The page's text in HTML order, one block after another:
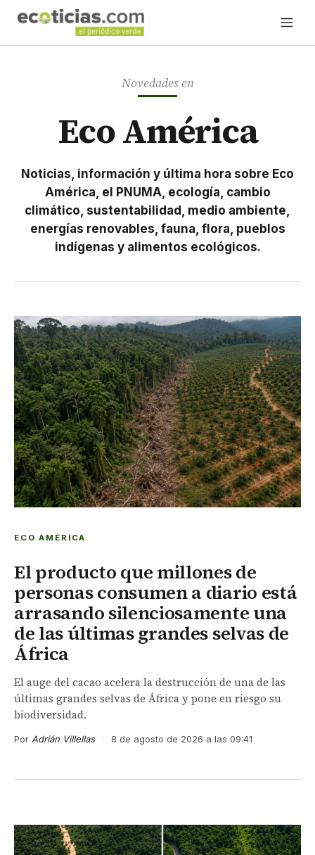
Novedades en
Eco América
Noticias, información y última hora sobre Eco
América, el PNUMA, ecología, cambio
climático, sustentabilidad, medio ambiente,
energías renovables, fauna, flora, pueblos
indígenas y alimentos ecológicos.
ECO AMÉRICA
El producto que millones de
personas consumen a diario está
arrasando silenciosamente una
de las últimas grandes selvas de
África
El auge del cacao acelera la destrucción de una de las
últimas grandes selvas de África y pone en riesgo su
biodiversidad.
Por Adrián Villellas · 8 de agosto de 2026 a las 09:41